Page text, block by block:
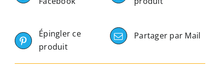
Épingler ce
produit
Partager par Mail